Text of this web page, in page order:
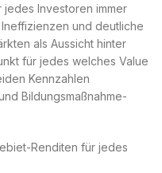
Investoren immer
und deutliche
als Aussicht hinter
für jedes welches Value
Kennzahlen
Bildungsmaßnahme-
Renditen für jedes